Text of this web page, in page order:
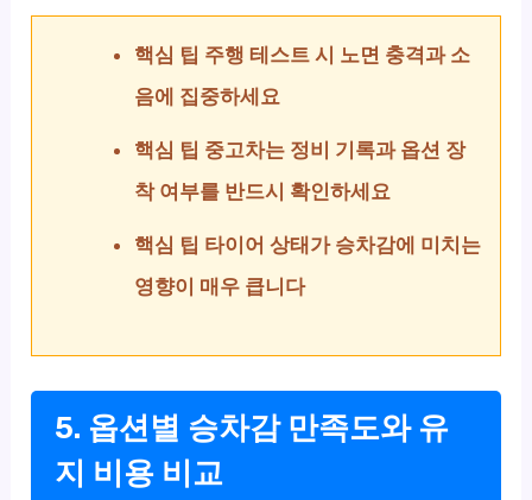
핵심 팁 주행 테스트 시 노면 충격과 소
음에 집중하세요
핵심 팁 중고차는 정비 기록과 옵션 장
착 여부를 반드시 확인하세요
핵심 팁 타이어 상태가 승차감에 미치는
영향이 매우 큽니다
5. 옵션별 승차감 만족도와 유
지 비용 비교